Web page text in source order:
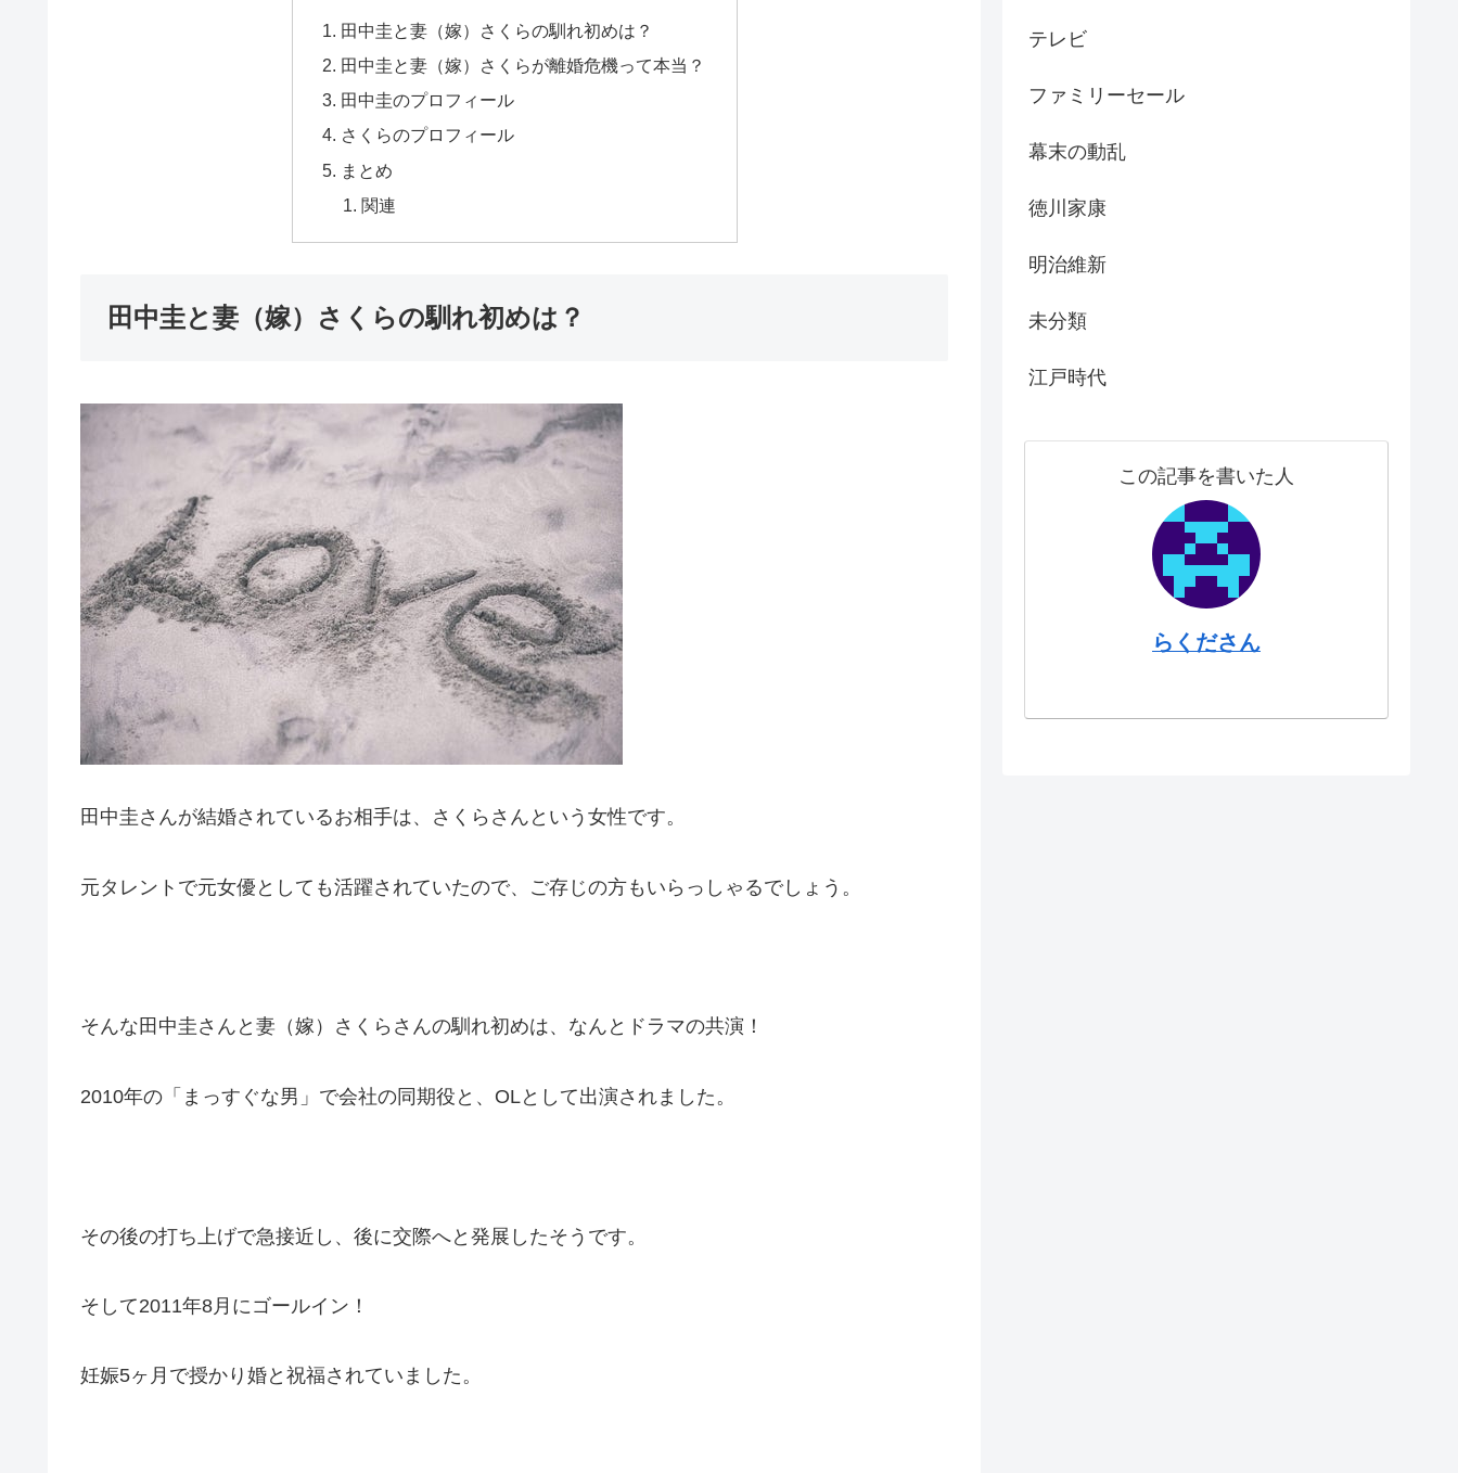
田中圭と妻（嫁）さくらの馴れ初めは？
田中圭と妻（嫁）さくらが離婚危機って本当？
田中圭のプロフィール
さくらのプロフィール
まとめ
関連
田中圭と妻（嫁）さくらの馴れ初めは？
田中圭さんが結婚されているお相手は、さくらさんという女性です。
元タレントで元女優としても活躍されていたので、ご存じの方もいらっしゃるでしょう。
そんな田中圭さんと妻（嫁）さくらさんの馴れ初めは、なんとドラマの共演！
2010年の「まっすぐな男」で会社の同期役と、OLとして出演されました。
その後の打ち上げで急接近し、後に交際へと発展したそうです。
そして2011年8月にゴールイン！
妊娠5ヶ月で授かり婚と祝福されていました。
テレビ
ファミリーセール
幕末の動乱
徳川家康
明治維新
未分類
江戸時代
この記事を書いた人
らくださん